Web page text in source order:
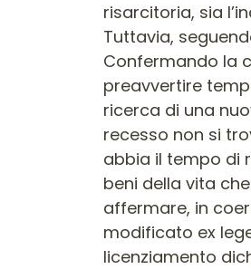
risarcitoria, sia
Tuttavia,
Confermando la
preavvertire
ricerca di una
recesso non si
abbia il tempo di
beni della vita
affermare, in
modificato ex
licenziamento